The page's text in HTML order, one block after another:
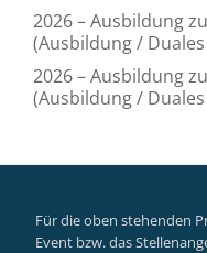
2026 – Ausbildung
(Ausbildung /
2026 – Ausbildung
(Ausbildung /
Für die oben stehenden
Event bzw. das